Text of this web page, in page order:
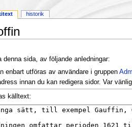
denna sida, av följande anledningar:
enbart utföras av användare i gruppen
innan du kan redigera sidor. Var
källtext:
historik